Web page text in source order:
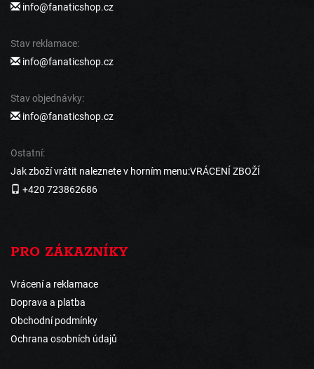
info@fanaticshop.cz
Stav reklamace:
info@fanaticshop.cz
Stav objednávky:
info@fanaticshop.cz
Ostatní:
Jak zboží vrátit naleznete v horním menu:VRÁCENÍ ZBOŽÍ
+420 723862686
PRO ZÁKAZNÍKY
Vrácení a reklamace
Doprava a platba
Obchodní podmínky
Ochrana osobních údajů